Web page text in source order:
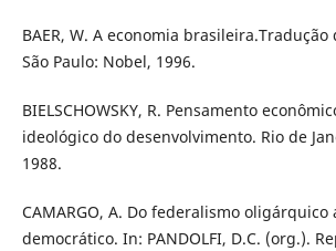
BAER, W. A economia brasileira.Tradução
São Paulo: Nobel, 1996.
BIELSCHOWSKY, R. Pensamento
ideológico do desenvolvimento. Rio de
1988.
CAMARGO, A. Do federalismo
democrático. In: PANDOLFI, D.C. (org.).